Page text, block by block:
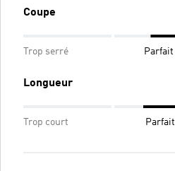
Coupe
Trop serré Parfait
Longueur
Trop court Parfait